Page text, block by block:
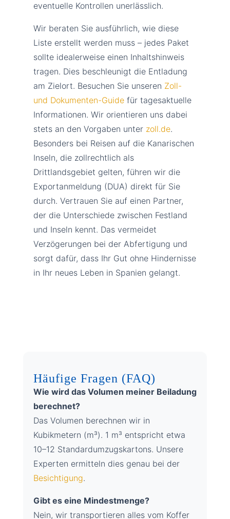
eventuelle Kontrollen unerlässlich.
Wir beraten Sie ausführlich, wie diese
Liste erstellt werden muss – jedes Paket
sollte idealerweise einen Inhaltshinweis
tragen. Dies beschleunigt die Entladung
am Zielort. Besuchen Sie unseren Zoll-
und Dokumenten-Guidefür tagesaktuelle
Informationen. Wir orientieren uns dabei
stets an den Vorgaben unter zoll.de.
Besonders bei Reisen auf die Kanarischen
Inseln, die zollrechtlich als
Drittlandsgebiet gelten, führen wir die
Exportanmeldung (DUA) direkt für Sie
durch. Vertrauen Sie auf einen Partner,
der die Unterschiede zwischen Festland
und Inseln kennt. Das vermeidet
Verzögerungen bei der Abfertigung und
sorgt dafür, dass Ihr Gut ohne Hindernisse
in Ihr neues Leben in Spanien gelangt.
Häufige Fragen (FAQ)
Wie wird das Volumen meiner Beiladung
berechnet?
Das Volumen berechnen wir in
Kubikmetern (m³). 1 m³ entspricht etwa
10–12 Standardumzugskartons. Unsere
Experten ermitteln dies genau bei der
Besichtigung.
Gibt es eine Mindestmenge?
Nein, wir transportieren alles vom Koffer